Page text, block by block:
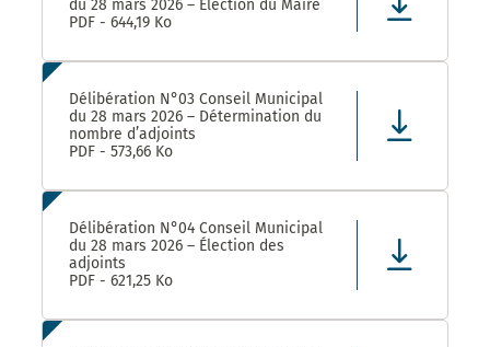
du 28 mars 2026 – Élection du Maire
PDF - 644,19 Ko
Délibération N°03 Conseil Municipal
du 28 mars 2026 – Détermination du
nombre d’adjoints
PDF - 573,66 Ko
Délibération N°04 Conseil Municipal
du 28 mars 2026 – Élection des
adjoints
PDF - 621,25 Ko